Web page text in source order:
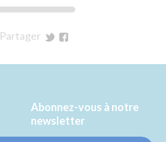
Partager
Twitter
Facebook
Abonnez-vous à notre
newsletter